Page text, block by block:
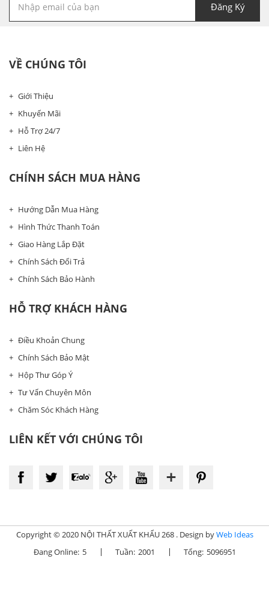
Đăng Ký
VỀ CHÚNG TÔI
Giới Thiệu
Khuyến Mãi
Hỗ Trợ 24/7
Liên Hệ
CHÍNH SÁCH MUA HÀNG
Hướng Dẫn Mua Hàng
Hình Thức Thanh Toán
Giao Hàng Lắp Đặt
Chính Sách Đổi Trả
Chính Sách Bảo Hành
HỖ TRỢ KHÁCH HÀNG
Điều Khoản Chung
Chính Sách Bảo Mật
Hộp Thư Góp Ý
Tư Vấn Chuyên Môn
Chăm Sóc Khách Hàng
LIÊN KẾT VỚI CHÚNG TÔI
Copyright © 2020 NỘI THẤT XUẤT KHẨU 268 . Design byWeb Ideas
Đang Online: 5 Tuần: 2001 Tổng: 5096951